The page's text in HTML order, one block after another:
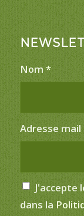
Nom *
Adresse mail
J'accepte
dans la